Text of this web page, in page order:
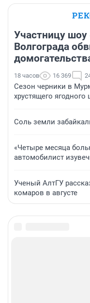
Участницу
Волгограда
18 часов 16 369
Сезон черники в
хрустящего
Соль земли
«Четыре месяца
автомобилист
Ученый АлтГУ
комаров в августе